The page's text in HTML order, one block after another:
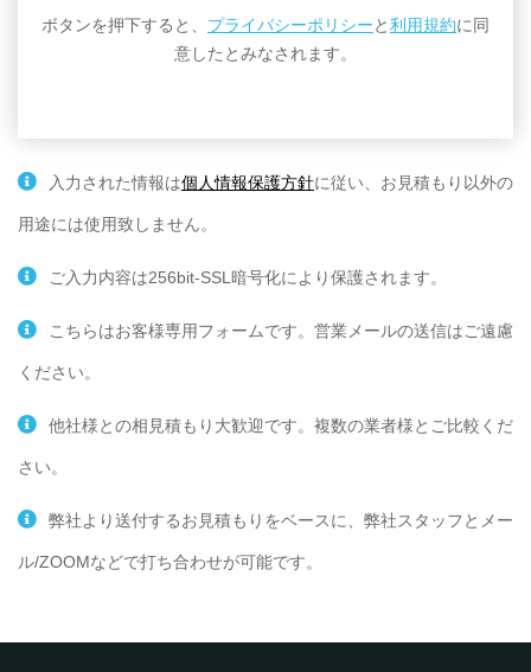
ボタンを押下すると、 プライバシーポリシーと利用規約に同
意したとみなされます。
入力された情報は個人情報保護方針に従い、お見積もり以外の
用途には使用致しません。
ご入力内容は256bit-SSL暗号化により保護されます。
こちらはお客様専用フォームです。営業メールの送信はご遠慮
ください。
他社様との相見積もり大歓迎です。複数の業者様とご比較くだ
さい。
弊社より送付するお見積もりをベースに、弊社スタッフとメー
ル/ZOOMなどで打ち合わせが可能です。